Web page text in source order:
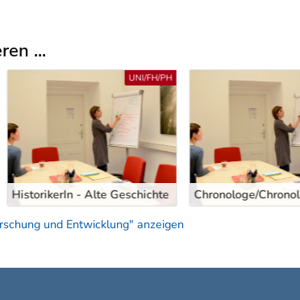
...
Chronologe/Chronologin
UNI/FH/PH
Genealoge/
und Entwicklung" anzeigen